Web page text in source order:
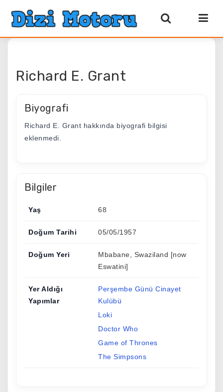
Richard E. Grant
Biyografi
Richard E. Grant hakkında biyografi bilgisi
eklenmedi.
Bilgiler
Yaş 68
Doğum Tarihi 05/05/1957
Doğum Yeri
Mbabane, Swaziland [now
Eswatini]
Yer Aldığı
Yapımlar
Perşembe Günü Cinayet
Kulübü
Loki
Doctor Who
Game of Thrones
The Simpsons